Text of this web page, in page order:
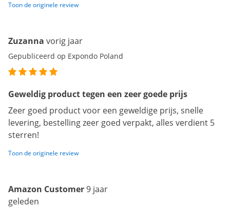
Toon de originele review
Zuzanna vorig jaar
Gepubliceerd op Expondo Poland
Geweldig product tegen een zeer goede prijs
Zeer goed product voor een geweldige prijs, snelle
levering, bestelling zeer goed verpakt, alles verdient 5
sterren!
Toon de originele review
Amazon Customer9 jaar
geleden